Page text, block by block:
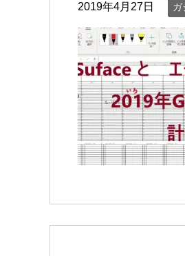
2019年4月27日 ガ